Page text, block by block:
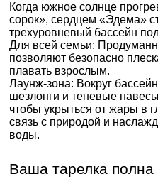
Когда южное солнце
сорок», сердцем «Эдема»
трехуровневый бассейн
Для всей семьи:
позволяют безопасно
плавать взрослым.
Лаунж-зона: Вокруг
шезлонги и теневые
чтобы укрыться от жары в
связь с природой и
воды.
Ваша тарелка